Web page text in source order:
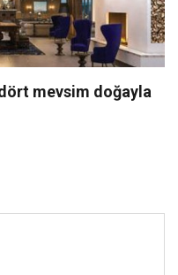
mevsim doğayla